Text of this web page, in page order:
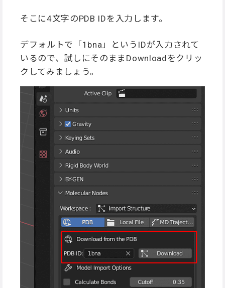
そこに4文字のPDB IDを入力します。
デフォルトで「1bna」というIDが入力されて
いるので、試しにそのままDownloadをクリッ
クしてみましょう。